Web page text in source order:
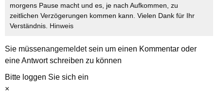
morgens Pause macht und es, je nach Aufkommen, zu
zeitlichen Verzögerungen kommen kann. Vielen Dank für Ihr
Verständnis. Hinweis
Sie müssenangemeldetsein um einen Kommentar oder
eine Antwort schreiben zu können
Bitte loggen Sie sich ein
×